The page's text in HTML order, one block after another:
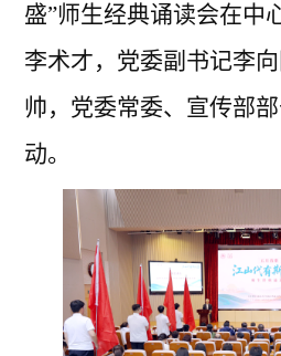
盛”师生经典诵读会在中
李术才，党委副书记李
帅，党委常委、宣传部
动。